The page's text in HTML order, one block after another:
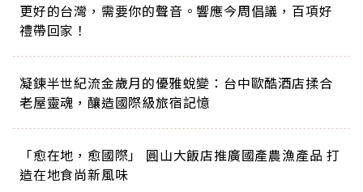
更好的台灣，需要你的聲音。響應今周倡議，百項好
禮帶回家！
凝鍊半世紀流金歲月的優雅蛻變：台中歐酷酒店揉合
老屋靈魂，釀造國際級旅宿記憶
「愈在地，愈國際」 圓山大飯店推廣國產農漁產品 打
造在地食尚新風味